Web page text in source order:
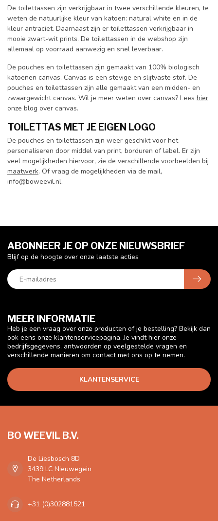
De toilettassen zijn verkrijgbaar in twee verschillende kleuren, te
weten de natuurlijke kleur van katoen: natural white en in de
kleur antraciet. Daarnaast zijn er toilettassen verkrijgbaar in
mooie zwart-wit prints. De toilettassen in de webshop zijn
allemaal op voorraad aanwezig en snel leverbaar.
De pouches en toilettassen zijn gemaakt van 100% biologisch
katoenen canvas. Canvas is een stevige en slijtvaste stof. De
pouches en toilettassen zijn alle gemaakt van een midden- en
zwaargewicht canvas. Wil je meer weten over canvas? Lees hier
onze blog over canvas.
TOILETTAS MET JE EIGEN LOGO
De pouches en toilettassen zijn weer geschikt voor het
personaliseren door middel van print, borduren of label. Er zijn
veel mogelijkheden hiervoor, zie de verschillende voorbeelden bij
maatwerk. Of vraag de mogelijkheden via de mail,
info@boweevil.nl.
MEER INFORMATIE
Heb je een vraag over onze producten of je bestelling? Bekijk dan
ook eens onze klantenservicepagina. Je vindt hier onze
bedrijfsgegevens, antwoorden op veelgestelde vragen en
verschillende manieren om contact met ons op te nemen.
KLANTENSERVICE
ABONNEER JE OP ONZE NIEUWSBRIEF
Blijf op de hoogte over onze laatste acties
BO WEEVIL B.V.
De Liesbosch 8D
3439 LC Nieuwegein
The Netherlands
+31 (0)302881521